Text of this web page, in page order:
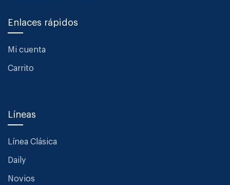
Enlaces rápidos
Mi cuenta
Carrito
Líneas
Línea Clásica
Daily
Novios